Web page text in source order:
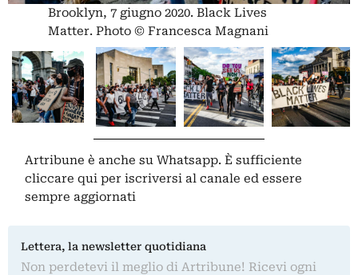
Brooklyn, 7 giugno 2020. Black Lives
Matter. Photo © Francesca Magnani
Artribune è anche su Whatsapp. È sufficiente
cliccare qui per iscriversi al canale ed essere
sempre aggiornati
Lettera, la newsletter quotidiana
Non perdetevi il meglio di Artribune! Ricevi ogni